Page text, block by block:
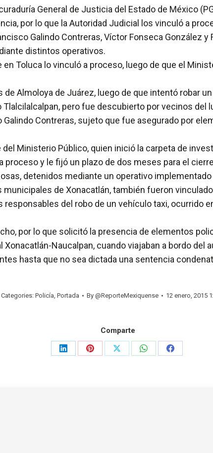
General de Justicia del Estado de México
por lo que la Autoridad Judicial los vinculó a
Galindo Contreras, Víctor Fonseca González
distintos operativos.
Toluca lo vinculó a proceso, luego de que el
Almoloya de Juárez, luego de que intentó robar
pero fue descubierto por vecinos del
Contreras, sujeto que fue asegurado por
Ministerio Público, quien inició la carpeta de
proceso y le fijó un plazo de dos meses para el
detenidos mediante un operativo
municipales de Xonacatlán, también fueron
del robo de un vehículo taxi, ocurrido
por lo que solicitó la presencia de elementos
Naucalpan, cuando viajaban a bordo del
hasta que no sea dictada una sentencia
Categories: Policía, Portada By @ReporteMexiquense 12 enero, 2015
Comparte
Share
Share
Share
Share
Share